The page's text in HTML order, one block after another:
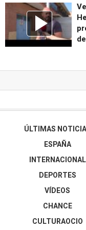
ÚLTIMAS
ESPAÑA
INTERNACIONAL
DEPORTES
VÍDEOS
CHANCE
CULTURAOCIO